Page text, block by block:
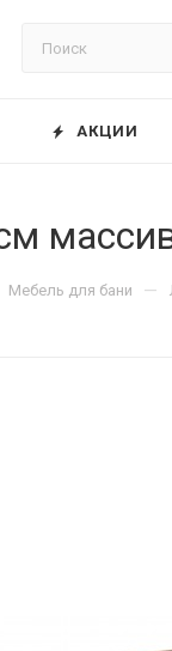
АКЦИИ
Мебель для бани —